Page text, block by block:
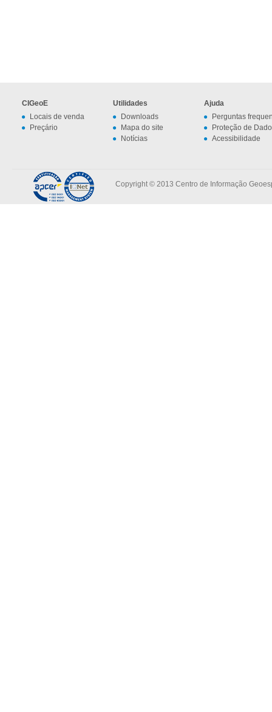
CIGeoE
Locais de venda
Preçário
Utilidades
Downloads
Mapa do site
Notícias
Ajuda
Perguntas
Proteção de
Acessibilidade
Copyright © 2013 Centro de Informação